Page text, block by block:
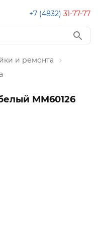
+7 (4832) 31-77-77
и ремонта
MM60126